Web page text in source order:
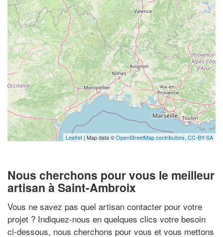
Leaflet | Map data ©OpenStreetMap contributors, CC-BY-SA
Nous cherchons pour vous le meilleur
artisan à Saint-Ambroix
Vous ne savez pas quel artisan contacter pour votre
projet ? Indiquez-nous en quelques clics votre besoin
ci-dessous, nous cherchons pour vous et vous mettons